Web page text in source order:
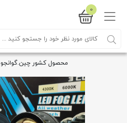
0
محصول کشور چین.گوانجو